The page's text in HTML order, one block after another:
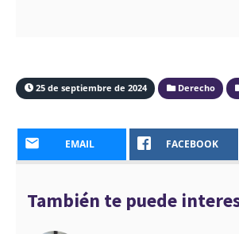
25 de septiembre de 2024 Derecho
EMAIL FACEBOOK
También te puede